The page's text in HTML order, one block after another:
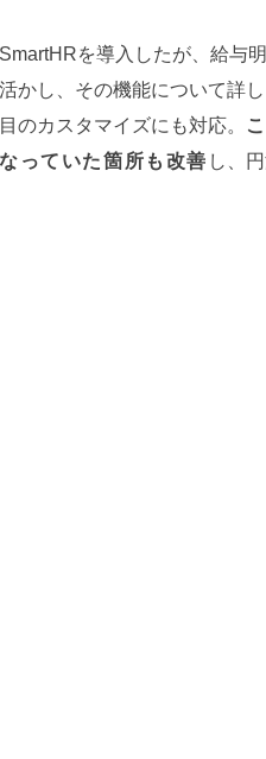
SmartHRを導入したが、給与
活かし、その機能について詳
目のカスタマイズにも対応。
なっていた箇所も改善 し、